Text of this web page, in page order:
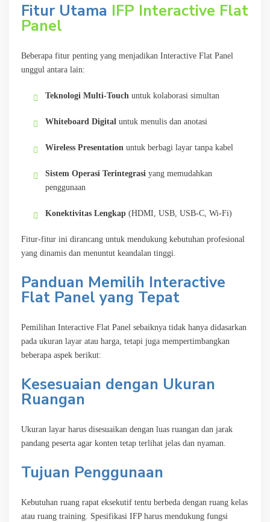
Fitur Utama IFP Interactive Flat
Panel
Beberapa fitur penting yang menjadikan Interactive Flat Panel
unggul antara lain:
Teknologi Multi-Touch untuk kolaborasi simultan
Whiteboard Digital untuk menulis dan anotasi
Wireless Presentation untuk berbagi layar tanpa kabel
Sistem Operasi Terintegrasi yang memudahkan
penggunaan
Konektivitas Lengkap (HDMI, USB, USB-C, Wi-Fi)
Fitur-fitur ini dirancang untuk mendukung kebutuhan profesional
yang dinamis dan menuntut keandalan tinggi.
Panduan Memilih Interactive
Flat Panel yang Tepat
Pemilihan Interactive Flat Panel sebaiknya tidak hanya didasarkan
pada ukuran layar atau harga, tetapi juga mempertimbangkan
beberapa aspek berikut:
Kesesuaian dengan Ukuran
Ruangan
Ukuran layar harus disesuaikan dengan luas ruangan dan jarak
pandang peserta agar konten tetap terlihat jelas dan nyaman.
Tujuan Penggunaan
Kebutuhan ruang rapat eksekutif tentu berbeda dengan ruang kelas
atau ruang training. Spesifikasi IFP harus mendukung fungsi